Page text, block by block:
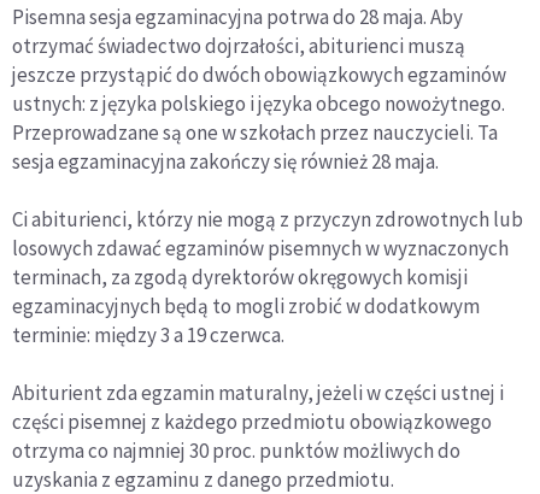
Pisemna sesja egzaminacyjna potrwa do 28 maja. Aby
otrzymać świadectwo dojrzałości, abiturienci muszą
jeszcze przystąpić do dwóch obowiązkowych egzaminów
ustnych: z języka polskiego i języka obcego nowożytnego.
Przeprowadzane są one w szkołach przez nauczycieli. Ta
sesja egzaminacyjna zakończy się również 28 maja.
Ci abiturienci, którzy nie mogą z przyczyn zdrowotnych lub
losowych zdawać egzaminów pisemnych w wyznaczonych
terminach, za zgodą dyrektorów okręgowych komisji
egzaminacyjnych będą to mogli zrobić w dodatkowym
terminie: między 3 a 19 czerwca.
Abiturient zda egzamin maturalny, jeżeli w części ustnej i
części pisemnej z każdego przedmiotu obowiązkowego
otrzyma co najmniej 30 proc. punktów możliwych do
uzyskania z egzaminu z danego przedmiotu.